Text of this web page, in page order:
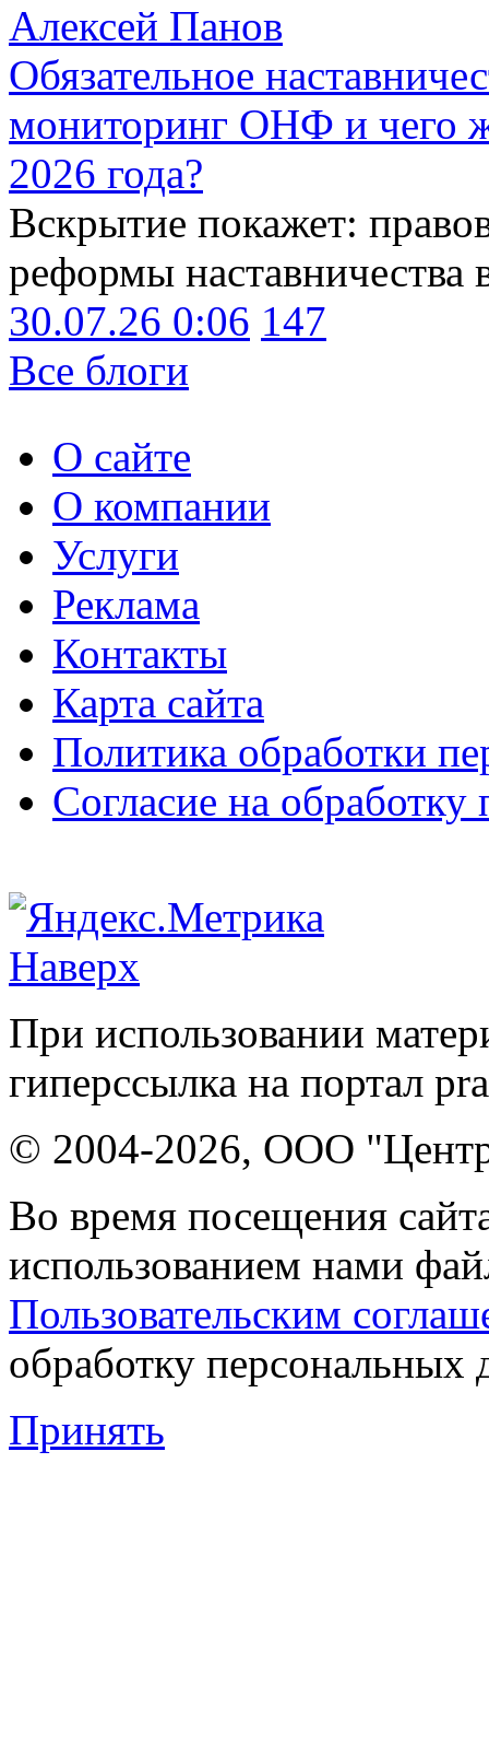
Алексей Панов
Обязательное
мониторинг ОНФ и чего
2026 года?
Вскрытие покажет:
реформы наставничества
30.07.26 0:06 147
Все блоги
О сайте
О компании
Услуги
Реклама
Контакты
Карта сайта
Политика обработки
Согласие на
Наверх
При использовании
гиперссылка на портал
© 2004-2026, ООО "Центр
Во время посещения
использованием нами
Пользовательским
обработку персональных
Принять